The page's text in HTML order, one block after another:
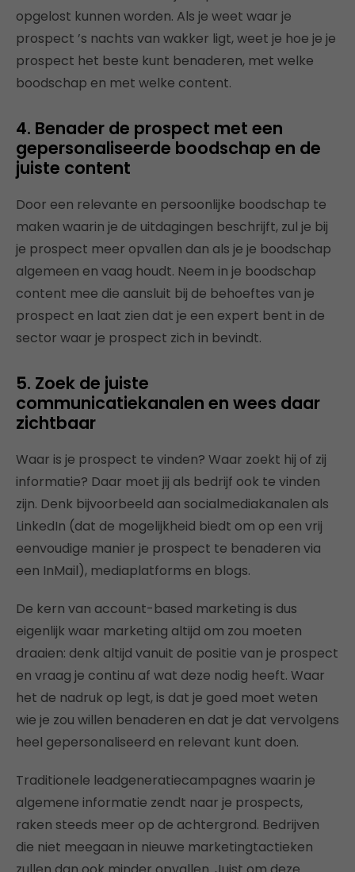
opgelost kunnen worden. Als je weet waar je
prospect ’s nachts van wakker ligt, weet je hoe je je
prospect het beste kunt benaderen, met welke
boodschap en met welke content.
4. Benader de prospect met een
gepersonaliseerde boodschap en de
juiste content
Door een relevante en persoonlijke boodschap te
maken waarin je de uitdagingen beschrijft, zul je bij
je prospect meer opvallen dan als je je boodschap
algemeen en vaag houdt. Neem in je boodschap
content mee die aansluit bij de behoeftes van je
prospect en laat zien dat je een expert bent in de
sector waar je prospect zich in bevindt.
5. Zoek de juiste
communicatiekanalen en wees daar
zichtbaar
Waar is je prospect te vinden? Waar zoekt hij of zij
informatie? Daar moet jij als bedrijf ook te vinden
zijn. Denk bijvoorbeeld aan socialmediakanalen als
LinkedIn (dat de mogelijkheid biedt om op een vrij
eenvoudige manier je prospect te benaderen via
een InMail), mediaplatforms en blogs.
De kern van account-based marketing is dus
eigenlijk waar marketing altijd om zou moeten
draaien: denk altijd vanuit de positie van je prospect
en vraag je continu af wat deze nodig heeft. Waar
het de nadruk op legt, is dat je goed moet weten
wie je zou willen benaderen en dat je dat vervolgens
heel gepersonaliseerd en relevant kunt doen.
Traditionele leadgeneratiecampagnes waarin je
algemene informatie zendt naar je prospects,
raken steeds meer op de achtergrond. Bedrijven
die niet meegaan in nieuwe marketingtactieken